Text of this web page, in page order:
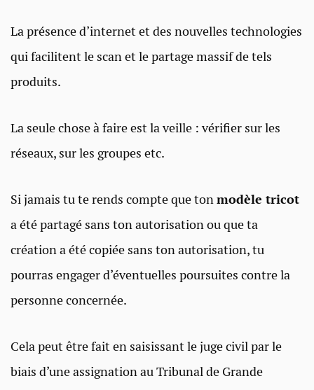
La présence d’internet et des nouvelles technologies
qui facilitent le scan et le partage massif de tels
produits.
La seule chose à faire est la veille : vérifier sur les
réseaux, sur les groupes etc.
Si jamais tu te rends compte que tonmodèle tricot
a été partagé sans ton autorisation ou que ta
création a été copiée sans ton autorisation, tu
pourras engager d’éventuelles poursuites contre la
personne concernée.
Cela peut être fait en saisissant le juge civil par le
biais d’une assignation au Tribunal de Grande